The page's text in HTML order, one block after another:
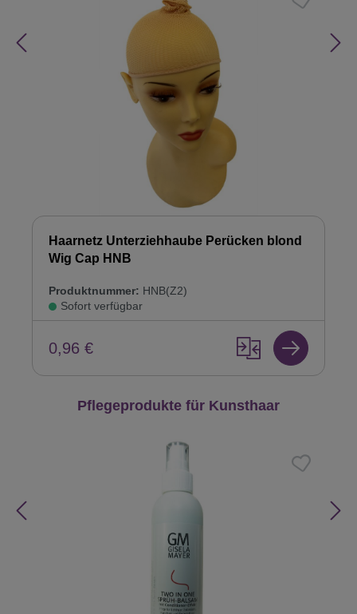
Haarnetz Unterziehhaube Perücken blond
Wig Cap HNB
Produktnummer: HNB(Z2)
Sofort verfügbar
0,96 €
Produktgalerie überspringen
Pflegeprodukte für Kunsthaar